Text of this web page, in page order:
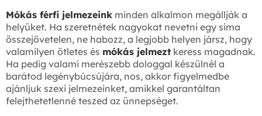
Mókás férfi jelmezeink minden alkalmon megállják a
helyüket. Ha szeretnétek nagyokat nevetni egy sima
összejövetelen, ne habozz, a legjobb helyen jársz, hogy
valamilyen ötletes és mókás jelmezt keress magadnak.
Ha pedig valami merészebb dologgal készülnél a
barátod legénybúcsújára, nos, akkor figyelmedbe
ajánljuk szexi jelmezeinket, amikkel garantáltan
felejthetetlenné teszed az ünnepséget.